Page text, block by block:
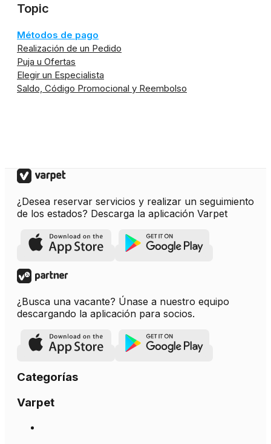
Topic
Métodos de pago
Realización de un Pedido
Puja u Ofertas
Elegir un Especialista
Saldo, Código Promocional y Reembolso
¿Desea reservar servicios y realizar un seguimiento
de los estados? Descarga la aplicación Varpet
¿Busca una vacante? Únase a nuestro equipo
descargando la aplicación para socios.
Categorías
Varpet